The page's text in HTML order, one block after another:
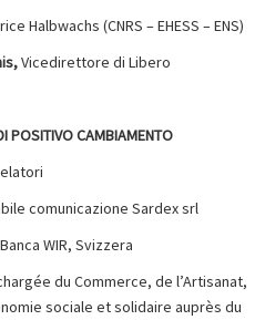
Halbwachs (CNRS – EHESS – ENS)
Vicedirettore di Libero
POSITIVO CAMBIAMENTO
comunicazione Sardex srl
WIR, Svizzera
du Commerce, de l’Artisanat,
sociale et solidaire auprès du